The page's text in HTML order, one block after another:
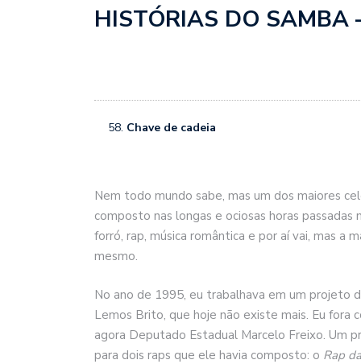
HISTÓRIAS DO SAMBA
Chave de cadeia
Nem todo mundo sabe, mas um dos maiores
composto nas longas e ociosas horas
forró, rap, música romântica e por aí vai, mas a
mesmo.
No ano de 1995, eu trabalhava em um projeto
Lemos Brito, que hoje não existe mais. Eu fora
agora Deputado Estadual Marcelo Freixo. Um
para dois raps que ele havia composto: o Rap